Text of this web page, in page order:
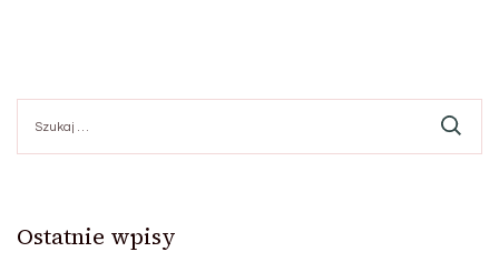
Ostatnie wpisy